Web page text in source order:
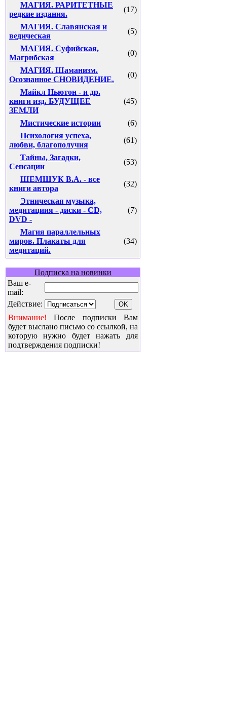
МАГИЯ. РАРИТЕТНЫЕ
редкие издания.
(17)
МАГИЯ. Славянская и
ведическая
(5)
МАГИЯ. Суфийская,
Магрибская
(0)
МАГИЯ. Шаманизм.
Осознанное СНОВИДЕНИЕ.
(0)
Майкл Ньютон - и др.
книги изд. БУДУЩЕЕ
ЗЕМЛИ
(45)
Мистические истории
(6)
Психология успеха,
любви, благополучия
(61)
Тайны, Загадки,
Сенсации
(53)
ШЕМШУК В.А. - все
книги автора
(32)
Этническая музыка,
медитациия - диски - CD,
DVD -
(7)
Магия параллельных
миров. Плакаты для
медитаций.
(34)
Подписка на новинки
Ваш e-
mail:
Действие:
Внимание! После подписки Вам
будет выслано письмо со ссылкой, на
которую нужно будет нажать для
подтверждения подписки!